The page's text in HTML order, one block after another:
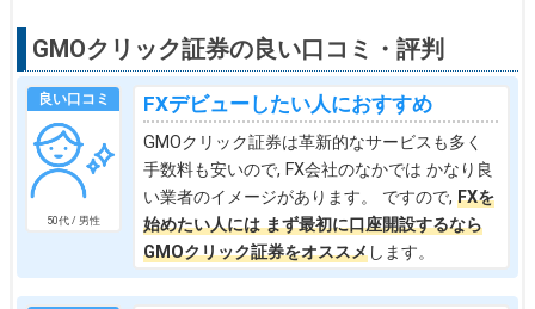
GMOクリック証券の良い口コミ・評判
良い口コミ
50代 / 男性
FXデビューしたい人におすすめ
GMOクリック証券は革新的なサービスも多く
手数料も安いので, FX会社のなかでは かなり良
い業者のイメージがあります。 ですので, FXを
始めたい人には まず最初に口座開設するなら
GMOクリック証券をオススメします。